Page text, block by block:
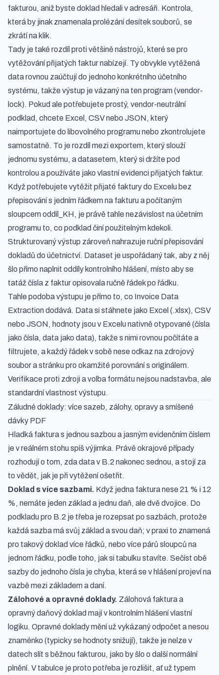
fakturou, aniž byste doklad hledali v adresáři. Kontrola,
která by jinak znamenala prolézání desítek souborů, se
zkrátí na klik.
Tady je také rozdíl proti většině nástrojů, které se pro
vytěžování přijatých faktur nabízejí. Ty obvykle vytěžená
data rovnou zaúčtují do jednoho konkrétního účetního
systému, takže výstup je vázaný na ten program (vendor-
lock). Pokud ale potřebujete prostý, vendor-neutrální
podklad, chcete Excel, CSV nebo JSON, který
naimportujete do libovolného programu nebo zkontrolujete
samostatně. To je rozdíl mezi exportem, který slouží
jednomu systému, a datasetem, který si držíte pod
kontrolou a používáte jako vlastní evidenci přijatých faktur.
Když potřebujete vytěžit přijaté faktury do Excelu bez
přepisovánís jedním řádkem na fakturu a počítaným
sloupcem oddíl_KH, je právě tahle nezávislost na účetním
programu to, co podklad činí použitelným kdekoli.
Strukturovaný výstup zároveň nahrazuje ruční přepisování
dokladů do účetnictví. Dataset je uspořádaný tak, aby z něj
šlo přímo naplnit oddíly kontrolního hlášení, místo aby se
tatáž čísla z faktur opisovala ručně řádek po řádku.
Tahle podoba výstupu je přímo to, co Invoice Data
Extraction dodává. Data si stáhnete jako Excel (.xlsx), CSV
nebo JSON, hodnoty jsou v Excelu nativně otypované (čísla
jako čísla, data jako data), takže s nimi rovnou počítáte a
filtrujete, a každý řádek v sobě nese odkaz na zdrojový
soubor a stránku pro okamžité porovnání s originálem.
Verifikace proti zdroji a volba formátu nejsou nadstavba, ale
standardní vlastnost výstupu.
Záludné doklady: více sazeb, zálohy, opravy a smíšené
dávky PDF
Hladká faktura s jednou sazbou a jasným evidenčním číslem
je v reálném stohu spíš výjimka. Právě okrajové případy
rozhodují o tom, zda data v B.2 nakonec sednou, a stojí za
to vědět, jak je při vytěžení ošetřit.
Doklad s více sazbami. Když jedna faktura nese 21 % i 12
%, nemáte jeden základ a jednu daň, ale dvě dvojice. Do
podkladu pro B.2 je třeba je rozepsat po sazbách, protože
každá sazba má svůj základ a svou daň; v praxi to znamená
pro takový doklad více řádků, nebo více párů sloupců na
jednom řádku, podle toho, jak si tabulku stavíte. Sečíst obě
sazby do jednoho čísla je chyba, která se v hlášení projeví na
vazbě mezi základem a daní.
Zálohové a opravné doklady. Zálohová faktura a
opravný daňový doklad mají v kontrolním hlášení vlastní
logiku. Opravné doklady mění už vykázaný odpočet a nesou
znaménko (typicky se hodnoty snižují), takže je nelze v
datech slít s běžnou fakturou, jako by šlo o další normální
plnění. V tabulce je proto potřeba je rozlišit, ať už typem